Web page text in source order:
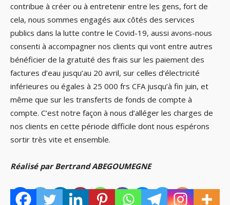
contribue à créer ou à entretenir entre les gens, fort de
cela, nous sommes engagés aux côtés des services
publics dans la lutte contre le Covid-19, aussi avons-nous
consenti à accompagner nos clients qui vont entre autres
bénéficier de la gratuité des frais sur les paiement des
factures d’eau jusqu’au 20 avril, sur celles d’électricité
inférieures ou égales à 25 000 frs CFA jusqu’à fin juin, et
même que sur les transferts de fonds de compte à
compte. C’est notre façon à nous d’alléger les charges de
nos clients en cette période difficile dont nous espérons
sortir très vite et ensemble.
Réalisé par Bertrand ABEGOUMEGNE